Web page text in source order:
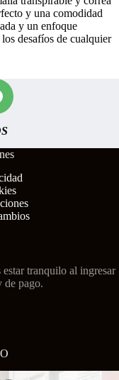
y una comodidad
y un enfoque
desafíos de cualquier
tranquilo al ingresar
de pago.